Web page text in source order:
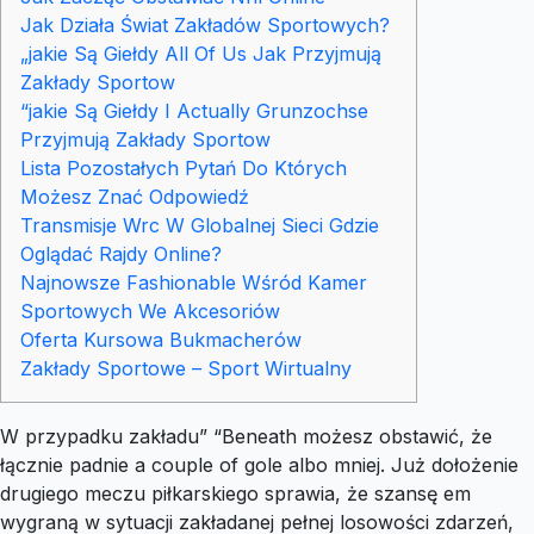
Jak Działa Świat Zakładów Sportowych?
„jakie Są Giełdy All Of Us Jak Przyjmują
Zakłady Sportow
“jakie Są Giełdy I Actually Grunzochse
Przyjmują Zakłady Sportow
Lista Pozostałych Pytań Do Których
Możesz Znać Odpowiedź
Transmisje Wrc W Globalnej Sieci Gdzie
Oglądać Rajdy Online?
Najnowsze Fashionable Wśród Kamer
Sportowych We Akcesoriów
Oferta Kursowa Bukmacherów
Zakłady Sportowe – Sport Wirtualny
W przypadku zakładu” “Beneath możesz obstawić, że
łącznie padnie a couple of gole albo mniej. Już dołożenie
drugiego meczu piłkarskiego sprawia, że szansę em
wygraną w sytuacji zakładanej pełnej losowości zdarzeń,